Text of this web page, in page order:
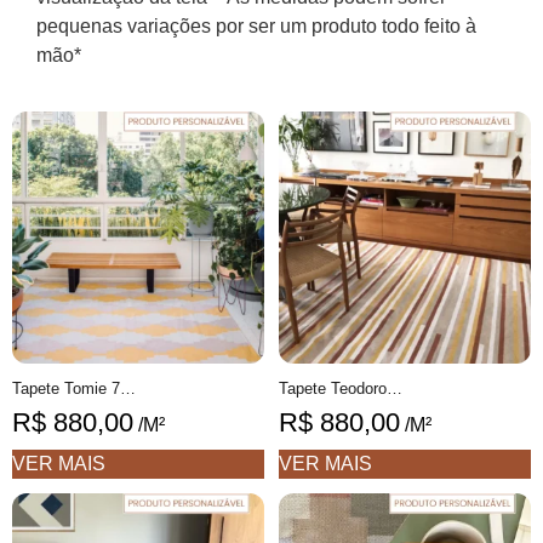
pequenas variações por ser um produto todo feito à
mão*
R$ 880,00 /M²
VER MAIS
R$ 880,00 /M²
VER MAIS